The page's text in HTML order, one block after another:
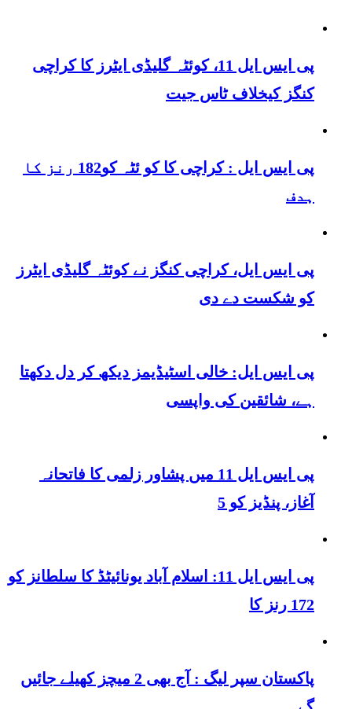
پی ایس ایل 11، کوئٹہ گلیڈی ایٹرز کا کراچی
کنگز کیخلاف ٹاس جیت
پی ایس ایل : کراچی کا کو ئٹہ کو182 رنز کا
ہدف
پی ایس ایل، کراچی کنگز نے کوئٹہ گلیڈی ایٹرز
کو شکست دے دی
پی ایس ایل: خالی اسٹیڈیمز دیکھ کر دل دکھتا
ہے، شائقین کی واپسی
پی ایس ایل 11 میں پشاور زلمی کا فاتحانہ
آغاز، پنڈیز کو 5
پی ایس ایل 11: اسلام آباد یونائیٹڈ کا سلطانز کو
172 رنز کا
پاکستان سپر لیگ : آج بھی 2 میچز کھیلے جائیں